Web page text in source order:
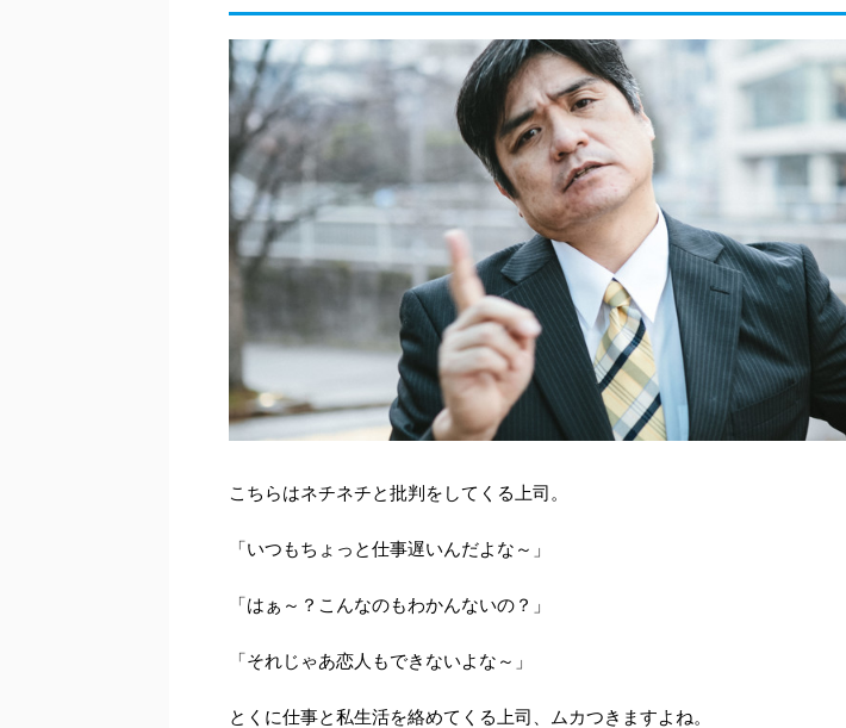
こちらはネチネチと批判をしてくる上司。
「いつもちょっと仕事遅いんだよな～」
「はぁ～？こんなのもわかんないの？」
「それじゃあ恋人もできないよな～」
とくに仕事と私生活を絡めてくる上司、ムカつきますよね。